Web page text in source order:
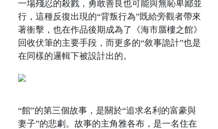
一場殘忍的殺戮，勇敢善良也可能與無恥卑鄙並
行，這種反復出現的“背叛行為”既給旁觀者帶來
著衝擊，也在作品後期成為了《海市蜃樓之館》
回收伏筆的主要手段，而更多的“敘事詭計”也是
在同樣的邏輯下被設計出的。
“館”的第三個故事，是關於“追求名利的富豪與
妻子”的悲劇。故事的主角雅各布，是一名住在